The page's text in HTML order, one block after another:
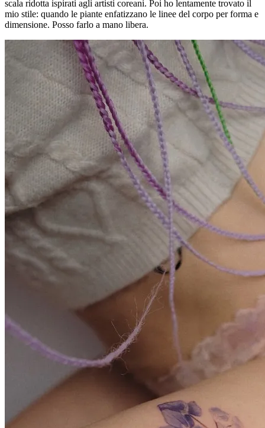
scala ridotta ispirati agli artisti coreani. Poi ho lentamente trovato il
mio stile: quando le piante enfatizzano le linee del corpo per forma e
dimensione. Posso farlo a mano libera.